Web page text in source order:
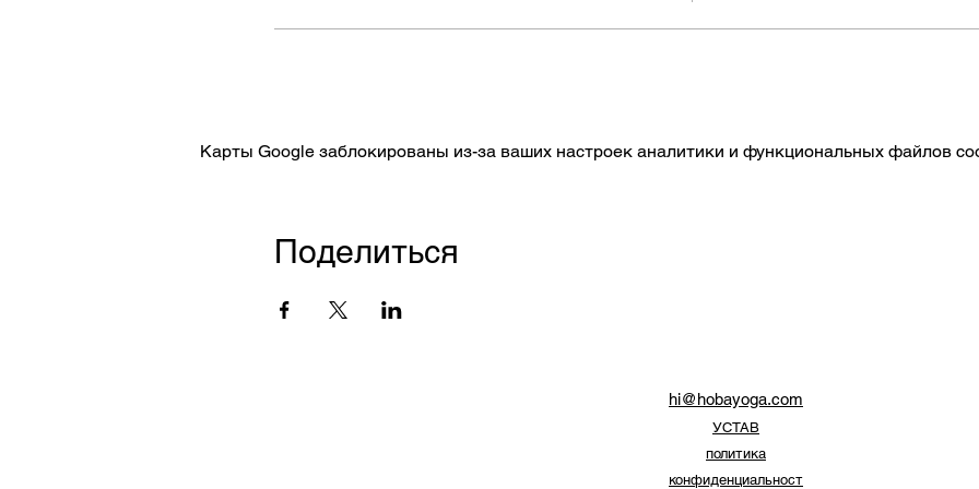
Карты Google заблокированы из-за ваших настроек аналитики и функциональных файлов
Поделиться
hi@hobayoga.com
УСТАВ
политика
конфиденциальност